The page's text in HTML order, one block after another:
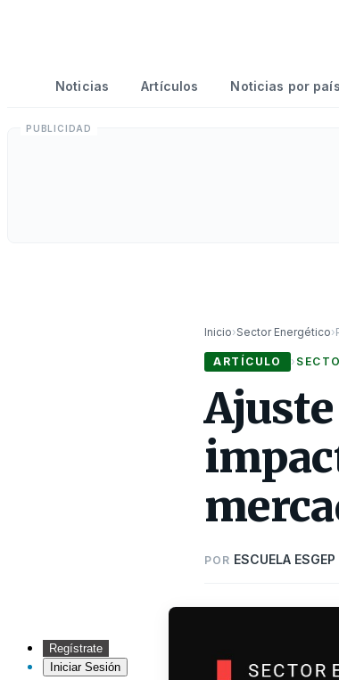
Regístrate
Iniciar Sesión
Noticias Artículos Noticias por país
Inicio›Sector Energético›
ARTÍCULO ›
POR ESCUELA ESGEP